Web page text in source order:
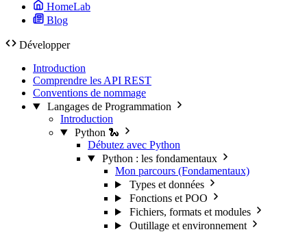
HomeLab
Blog
Développer
Introduction
Comprendre les API REST
Conventions de nommage
Langages de Programmation
Introduction
Python 🐍
Débutez avec Python
Python : les fondamentaux
Mon parcours (Fondamentaux)
Types et données
Fonctions et POO
Fichiers, formats et modules
Outillage et environnement